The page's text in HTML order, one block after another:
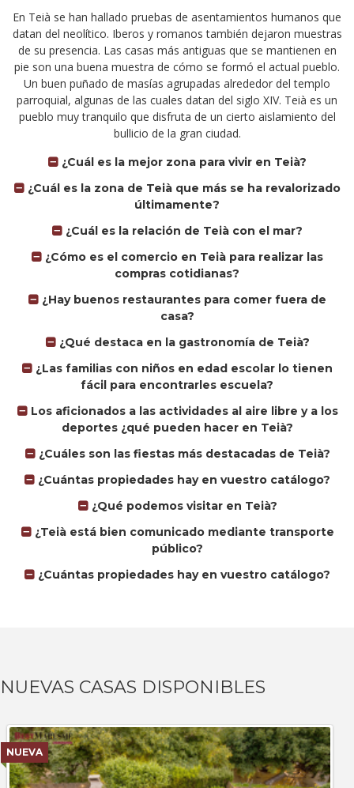
En Teià se han hallado pruebas de asentamientos humanos que
datan del neolítico. Iberos y romanos también dejaron muestras
de su presencia. Las casas más antiguas que se mantienen en
pie son una buena muestra de cómo se formó el actual pueblo.
Un buen puñado de masías agrupadas alrededor del templo
parroquial, algunas de las cuales datan del siglo XIV. Teià es un
pueblo muy tranquilo que disfruta de un cierto aislamiento del
bullicio de la gran ciudad.
¿Cuál es la mejor zona para vivir en Teià?
¿Cuál es la zona de Teià que más se ha revalorizado
últimamente?
¿Cuál es la relación de Teià con el mar?
¿Cómo es el comercio en Teià para realizar las
compras cotidianas?
¿Hay buenos restaurantes para comer fuera de
casa?
¿Qué destaca en la gastronomía de Teià?
¿Las familias con niños en edad escolar lo tienen
fácil para encontrarles escuela?
Los aficionados a las actividades al aire libre y a los
deportes ¿qué pueden hacer en Teià?
¿Cuáles son las fiestas más destacadas de Teià?
¿Cuántas propiedades hay en vuestro catálogo?
¿Qué podemos visitar en Teià?
¿Teià está bien comunicado mediante transporte
público?
¿Cuántas propiedades hay en vuestro catálogo?
NUEVAS CASAS DISPONIBLES
NUEVA